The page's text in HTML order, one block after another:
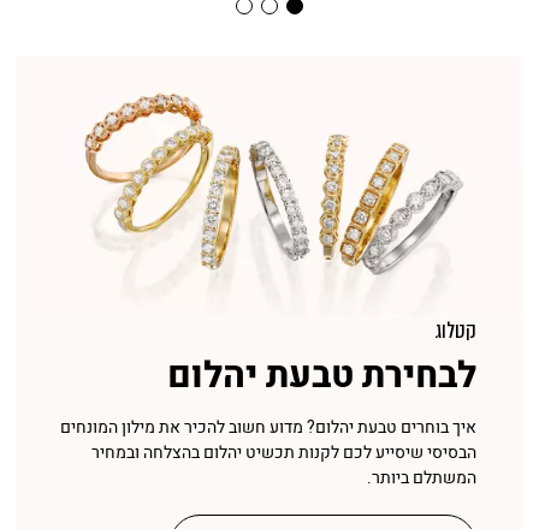
קטלוג
לבחירת טבעת יהלום
איך בוחרים טבעת יהלום? מדוע חשוב להכיר את מילון המונחים
הבסיסי שיסייע לכם לקנות תכשיט יהלום בהצלחה ובמחיר
המשתלם ביותר.